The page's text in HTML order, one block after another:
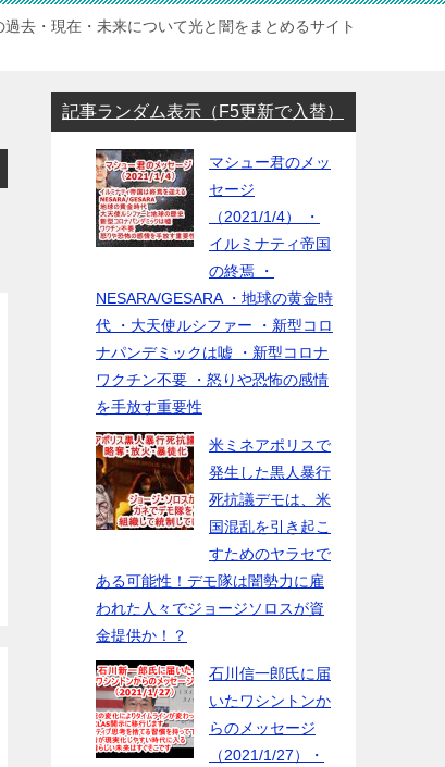
過去・現在・未来について光と闇をまとめるサイト
記事ランダム表示（F5更新で入替）
マシュー君のメッ
セージ
（2021/1/4） ・
イルミナティ帝国
の終焉 ・
NESARA/GESARA ・地球の黄金時
代 ・大天使ルシファー ・新型コロ
ナパンデミックは嘘 ・新型コロナ
ワクチン不要 ・怒りや恐怖の感情
を手放す重要性
米ミネアポリスで
発生した黒人暴行
死抗議デモは、米
国混乱を引き起こ
すためのヤラセで
ある可能性！デモ隊は闇勢力に雇
われた人々でジョージソロスが資
金提供か！？
石川信一郎氏に届
いたワシントンか
らのメッセージ
（2021/1/27）・